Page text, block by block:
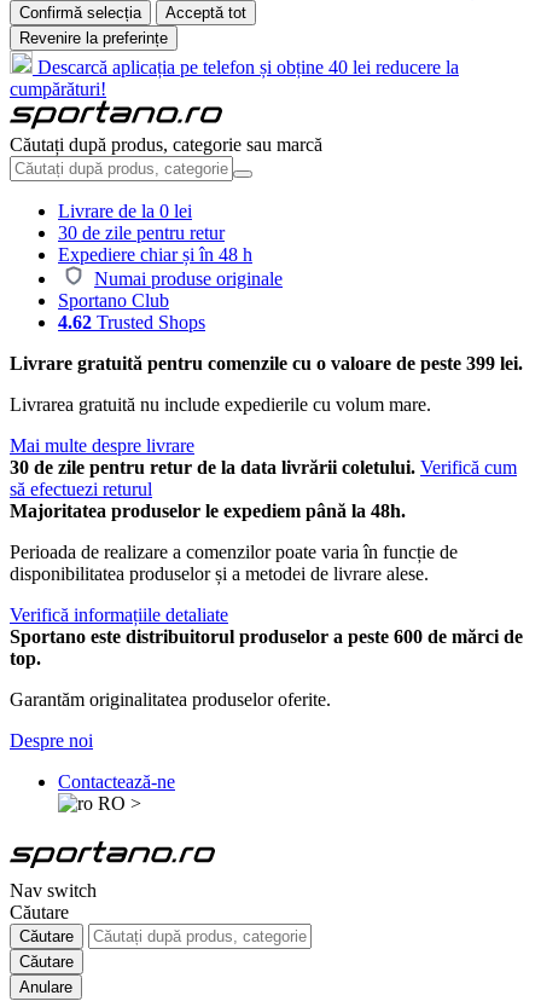
Confirmă selecția
Acceptă tot
Revenire la preferințe
Descarcă aplicația pe telefon și obține 40 lei reducere la
cumpărături!
Căutați după produs, categorie sau marcă
Livrare de la 0 lei
30 de zile pentru retur
Expediere chiar și în 48 h
Numai produse originale
Sportano Club
4.62 Trusted Shops
Livrare gratuită pentru comenzile cu o valoare de peste 399 lei.
Livrarea gratuită nu include expedierile cu volum mare.
Mai multe despre livrare
30 de zile pentru retur de la data livrării coletului. Verifică cum
să efectuezi returul
Majoritatea produselor le expediem până la 48h.
Perioada de realizare a comenzilor poate varia în funcție de
disponibilitatea produselor și a metodei de livrare alese.
Verifică informațiile detaliate
Sportano este distribuitorul produselor a peste 600 de mărci de
top.
Garantăm originalitatea produselor oferite.
Despre noi
Contactează-ne
RO >
Nav switch
Căutare
Căutare
Căutare
Anulare